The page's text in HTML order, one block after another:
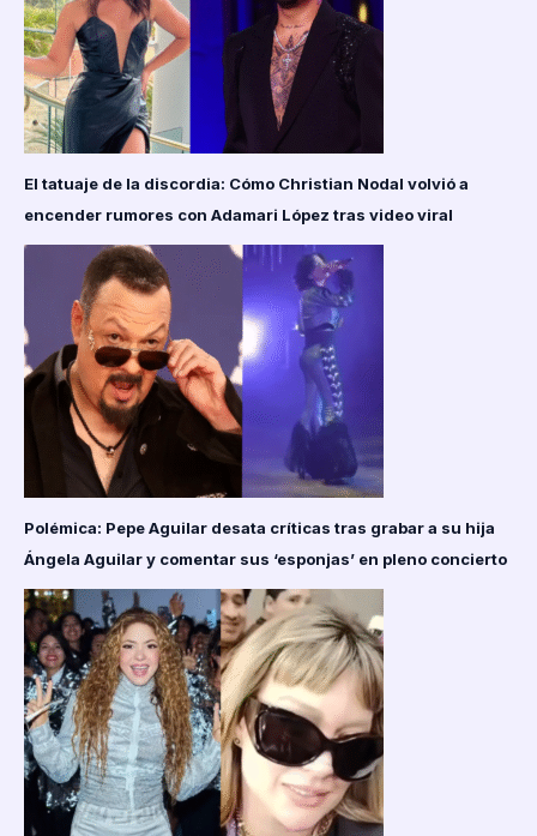
Gobierno
habla
de
intento
de
asesinato
El tatuaje de la discordia: Cómo Christian Nodal volvió a
encender rumores con Adamari López tras video viral
Polémica: Pepe Aguilar desata críticas tras grabar a su hija
Ángela Aguilar y comentar sus ‘esponjas’ en pleno concierto